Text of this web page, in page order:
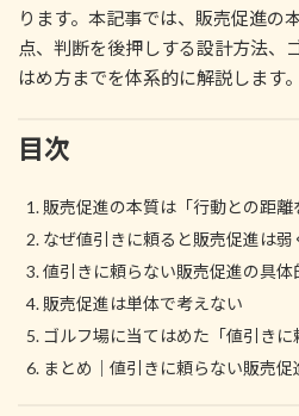
ります。本記事では、販売促進の
点、判断を後押しする設計方法、
はめ方までを体系的に解説します。
目次
販売促進の本質は「行動との距離
なぜ値引きに頼ると販売促進は弱
値引きに頼らない販売促進の具体
販売促進は単体で考えない
ゴルフ場に当てはめた「値引きに
まとめ｜値引きに頼らない販売